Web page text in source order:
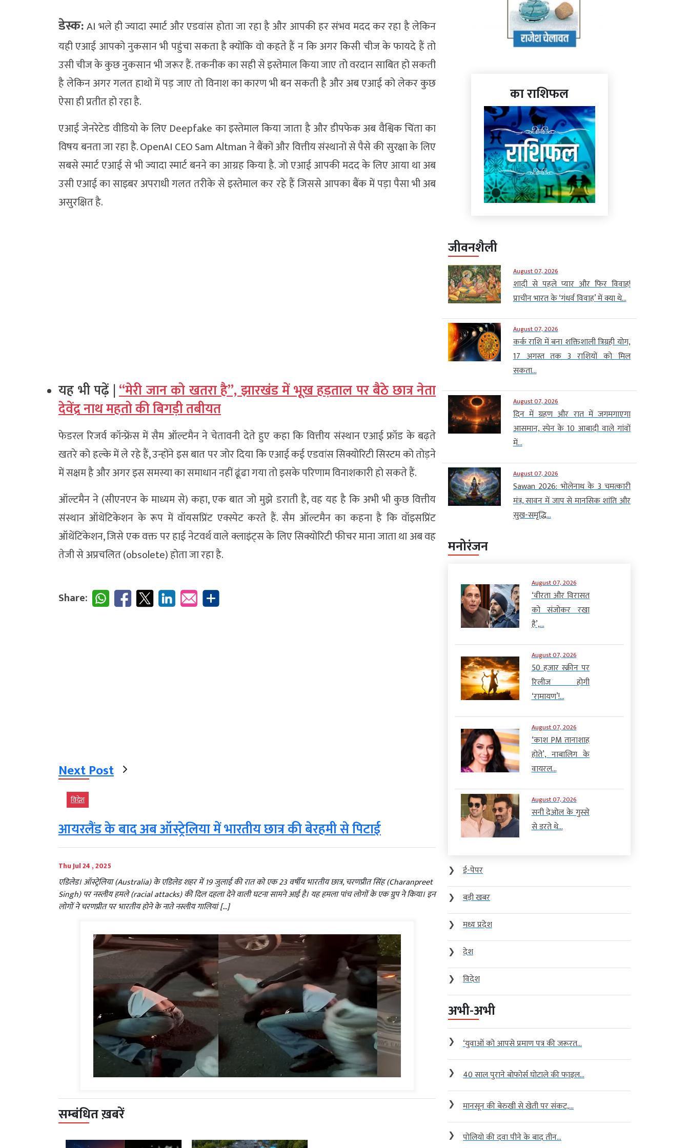
डेस्क:AI भले ही ज्यादा स्मार्ट और एडवांस होता जा रहा है और आपकी हर संभव मदद कर रहा है लेकिन
यही एआई आपको नुकसान भी पहुंचा सकता है क्योंकि वो कहते हैं न कि अगर किसी चीज के फायदे हैं तो
उसी चीज के कुछ नुकसान भी जरूर हैं. तकनीक का सही से इस्तेमाल किया जाए तो वरदान साबित हो सकती
है लेकिन अगर गलत हाथों में पड़ जाए तो विनाश का कारण भी बन सकती है और अब एआई को लेकर कुछ
ऐसा ही प्रतीत हो रहा है.
एआई जेनरेटेड वीडियो के लिए Deepfake का इस्तेमाल किया जाता है और डीपफेक अब वैश्विक चिंता का
विषय बनता जा रहा है. OpenAI CEO Sam Altman ने बैंकों और वित्तीय संस्थानों से पैसे की सुरक्षा के लिए
सबसे स्मार्ट एआई से भी ज्यादा स्मार्ट बनने का आग्रह किया है. जो एआई आपकी मदद के लिए आया था अब
उसी एआई का साइबर अपराधी गलत तरीके से इस्तेमाल कर रहे हैं जिससे आपका बैंक में पड़ा पैसा भी अब
असुरक्षित है.
यह भी पढ़ें |“मेरी जान को खतरा है”, झारखंड में भूख हड़ताल पर बैठे छात्र नेता
देवेंद्र नाथ महतो की बिगड़ी तबीयत
फेडरल रिजर्व कॉन्फ्रेंस में सैम ऑल्टमैन ने चेतावनी देते हुए कहा कि वित्तीय संस्थान एआई फ्रॉड के बढ़ते
खतरे को हल्के में ले रहे हैं, उन्होंने इस बात पर जोर दिया कि एआई कई एडवांस सिक्योरिटी सिस्टम को तोड़ने
में सक्षम है और अगर इस समस्या का समाधान नहीं ढूंढा गया तो इसके परिणाम विनाशकारी हो सकते हैं.
ऑल्टमैन ने (सीएनएन के माध्यम से) कहा, एक बात जो मुझे डराती है, वह यह है कि अभी भी कुछ वित्तीय
संस्थान ऑथेंटिकेशन के रूप में वॉयसप्रिंट एक्स्पेट करते हैं. सैम ऑल्टमैन का कहना है कि वॉइसप्रिंट
ऑथेंटिंकेशन, जिसे एक वक्त पर हाई नेटवर्थ वाले क्लाइंट्स के लिए सिक्योरिटी फीचर माना जाता था अब वह
तेजी से अप्रचलित (obsolete) होता जा रहा है.
Share:
Next Post
विदेश
आयरलैंड के बाद अब ऑस्ट्रेलिया में भारतीय छात्र की बेरहमी से पिटाई
Thu Jul 24 , 2025
एडिलेड। ऑस्ट्रेलिया (Australia) के एडिलेड शहर में 19 जुलाई की रात को एक 23 वर्षीय भारतीय छात्र, चरणप्रीत सिंह (Charanpreet
Singh) पर नस्लीय हमले (racial attacks) की दिल दहला देने वाली घटना सामने आई है। यह हमला पांच लोगों के एक ग्रुप ने किया। इन
लोगों ने चरणप्रीत पर भारतीय होने के नाते नस्लीय गालियां […]
सम्बंधित ख़बरें
का राशिफल
जीवनशैली
August 07, 2026
शादी से पहले प्यार और फिर विवाह!
प्राचीन भारत के ‘गंधर्व विवाह’ में क्या थे...
August 07, 2026
कर्क राशि में बना शक्तिशाली त्रिग्रही योग,
17 अगस्त तक 3 राशियों को मिल
सकता...
August 07, 2026
दिन में ग्रहण और रात में जगमगाएगा
आसमान, स्पेन के 10 आबादी वाले गांवों
में...
August 07, 2026
Sawan 2026: भोलेनाथ के 3 चमत्कारी
मंत्र, सावन में जाप से मानसिक शांति और
सुख-समृद्धि...
मनोरंजन
August 07, 2026
‘वीरता और विरासत
को संजोकर रखा
है’,...
August 07, 2026
50 हजार स्क्रीन पर
रिलीज होगी
‘रामायण’!...
August 07, 2026
‘काश PM तानाशाह
होते’, नाबालिग के
वायरल...
August 07, 2026
सनी देओल के गुस्से
से डरते थे...
❯
ई-पेपर
❯
बड़ी खबर
❯
मध्य प्रदेश
❯
देश
❯
विदेश
अभी-अभी
❯ ‘युवाओं को आपसे प्रमाण पत्र की जरूरत...
❯ 40 साल पुराने बोफोर्स घोटाले की फाइल...
❯ मानसून की बेरुखी से खेती पर संकट,...
❯ पोलियो की दवा पीने के बाद तीन...